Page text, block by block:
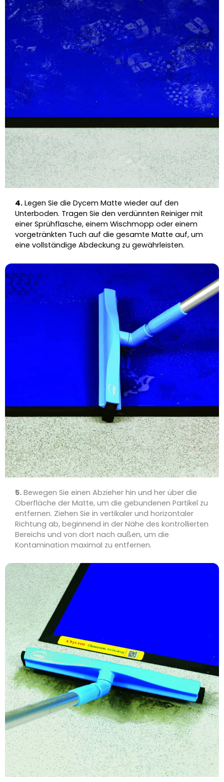
4. Legen Sie die Dycem Matte wieder auf den
Unterboden. Tragen Sie den verdünnten Reiniger mit
einer Sprühflasche, einem Wischmopp oder einem
vorgetränkten Tuch auf die gesamte Matte auf, um
eine vollständige Abdeckung zu gewährleisten.
5. Bewegen Sie einen Abzieher hin und her über die
Oberfläche der Matte, um die gebundenen Partikel zu
entfernen. Ziehen Sie in vertikaler und horizontaler
Richtung ab, beginnend in der Nähe des kontrollierten
Bereichs und von dort nach außen, um die
Kontamination maximal zu entfernen.